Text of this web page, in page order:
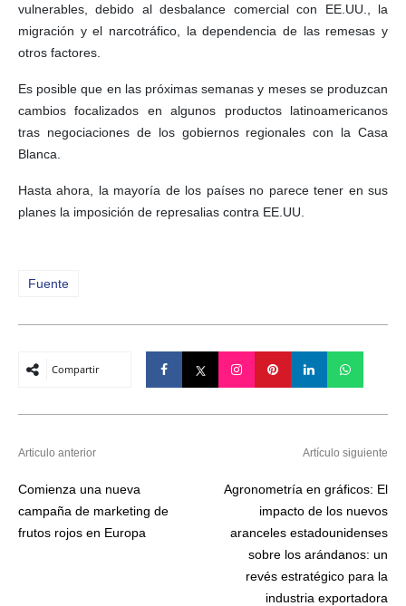
vulnerables, debido al desbalance comercial con EE.UU., la
migración y el narcotráfico, la dependencia de las remesas y
otros factores.
Es posible que en las próximas semanas y meses se produzcan
cambios focalizados en algunos productos latinoamericanos
tras negociaciones de los gobiernos regionales con la Casa
Blanca.
Hasta ahora, la mayoría de los países no parece tener en sus
planes la imposición de represalias contra EE.UU.
Fuente
Compartir
Articulo anterior
Comienza una nueva
campaña de marketing de
frutos rojos en Europa
Artículo siguiente
Agronometría en gráficos: El
impacto de los nuevos
aranceles estadounidenses
sobre los arándanos: un
revés estratégico para la
industria exportadora